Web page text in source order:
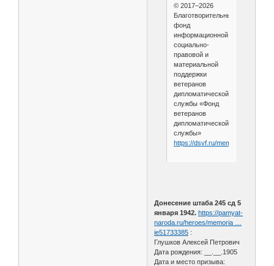
© 2017–2026
Благотворительный
фонд
информационной,
социально-
правовой и
материальной
поддержки
ветеранов
дипломатической
службы «Фонд
ветеранов
дипломатической
службы»
https://dsvf.ru/memory_book/
Донесение штаба 245 сд 5
января 1942. https://pamyat-
naroda.ru/heroes/memoria …
ie51733385 :
Глушков Алексей Петрович
Дата рождения: __.__.1905
Дата и место призыва: